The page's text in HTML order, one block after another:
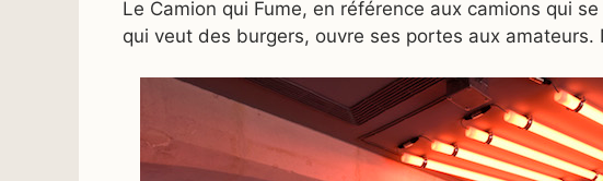
Le Camion qui Fume, en référence aux camions qui
qui veut des burgers, ouvre ses portes aux amateurs.